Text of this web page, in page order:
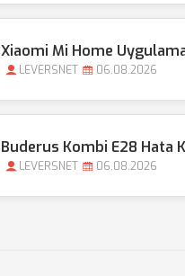
Xiaomi Mi Home
LEVERSNET 06.08.2026
Buderus Kombi E28 Hata
LEVERSNET 06.08.2026